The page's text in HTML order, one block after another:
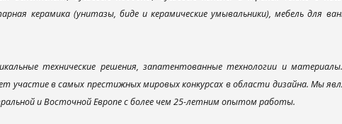
керамика (унитазы, биде и керамические умывальники), мебель для
технические решения, запатентованные технологии и материалы.
участие в самых престижных мировых конкурсах в области дизайна. Мы
и Восточной Европе с более чем 25-летним опытом работы.